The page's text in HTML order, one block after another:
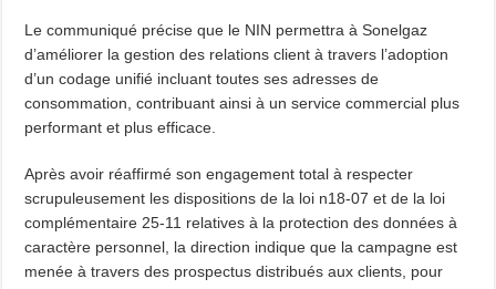
Le communiqué précise que le NIN permettra à Sonelgaz
d’améliorer la gestion des relations client à travers l’adoption
d’un codage unifié incluant toutes ses adresses de
consommation, contribuant ainsi à un service commercial plus
performant et plus efficace.
Après avoir réaffirmé son engagement total à respecter
scrupuleusement les dispositions de la loi n18-07 et de la loi
complémentaire 25-11 relatives à la protection des données à
caractère personnel, la direction indique que la campagne est
menée à travers des prospectus distribués aux clients, pour